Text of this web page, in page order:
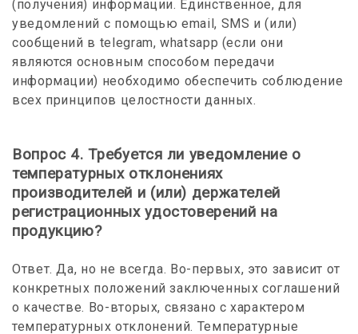
(получения) информации. Единственное, для
уведомлений с помощью email, SMS и (или)
сообщений в telegram, whatsapp (если они
являются основным способом передачи
информации) необходимо обеспечить соблюдение
всех принципов целостности данных.
Вопрос 4. Требуется ли уведомление о
температурных отклонениях
производителей и (или) держателей
регистрационных удостоверений на
продукцию?
Ответ. Да, но не всегда. Во-первых, это зависит от
конкретных положений заключенных соглашений
о качестве. Во-вторых, связано с характером
температурных отклонений. Температурные